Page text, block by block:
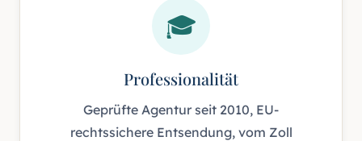
🎓
Professionalität
Geprüfte Agentur seit 2010, EU-
rechtssichere Entsendung, vom Zoll